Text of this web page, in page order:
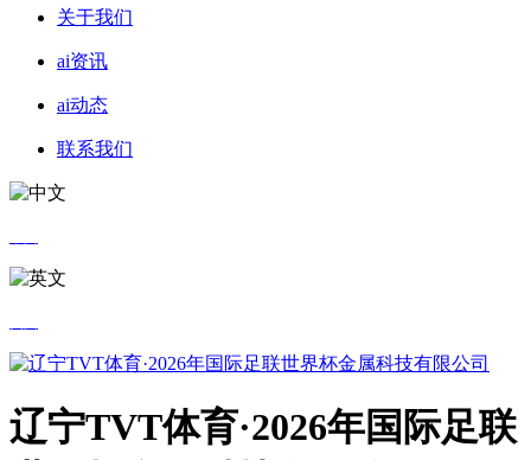
关于我们
ai资讯
ai动态
联系我们
辽宁TVT体育·2026年国际足联